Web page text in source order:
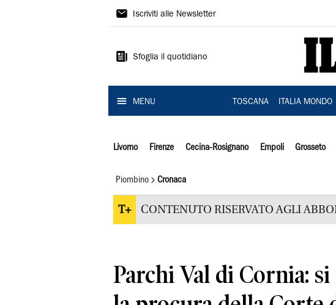
Il
Iscriviti alle Newsletter
Sfoglia il quotidiano
MENU TOSCANA ITALIA MONDO
Livorno Firenze Cecina-Rosignano Empoli Grosseto
Piombino Cronaca
T+ CONTENUTO RISERVATO AGLI
Parchi Val di Cornia: